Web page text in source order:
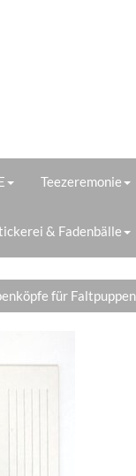
Teezeremonie
& Fadenbälle
für